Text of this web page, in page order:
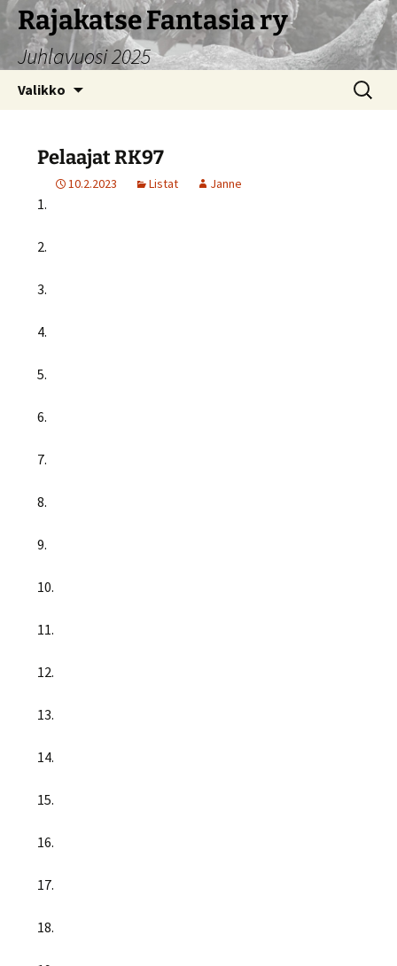
Siirry
sisältöön
Rajakatse Fantasia ry
Juhlavuosi 2025
Valikko Haku:
Pelaajat RK97
10.2.2023 Listat Janne
1.
2.
3.
4.
5.
6.
7.
8.
9.
10.
11.
12.
13.
14.
15.
16.
17.
18.